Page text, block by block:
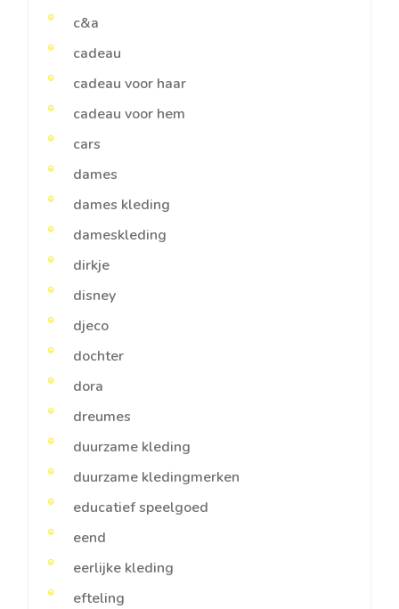
c&a
cadeau
cadeau voor haar
cadeau voor hem
cars
dames
dames kleding
dameskleding
dirkje
disney
djeco
dochter
dora
dreumes
duurzame kleding
duurzame kledingmerken
educatief speelgoed
eend
eerlijke kleding
efteling